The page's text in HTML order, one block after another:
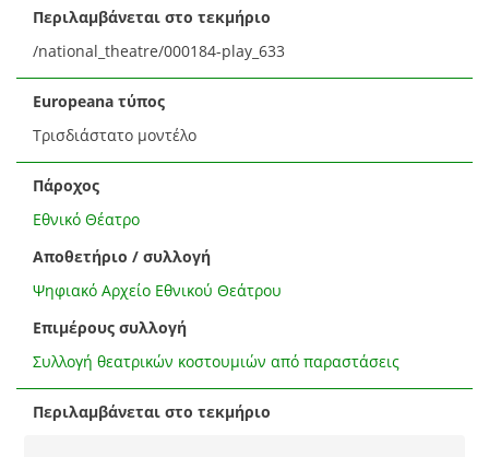
Περιλαμβάνεται στο τεκμήριο
/national_theatre/000184-play_633
Europeana τύπος
Τρισδιάστατο μοντέλο
Πάροχος
Εθνικό Θέατρο
Αποθετήριο / συλλογή
Ψηφιακό Αρχείο Εθνικού Θεάτρου
Επιμέρους συλλογή
Συλλογή θεατρικών κοστουμιών από παραστάσεις
Περιλαμβάνεται στο τεκμήριο